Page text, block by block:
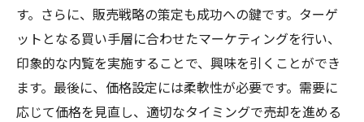
す。さらに、販売戦略の策定も成功への鍵です。ターゲ
ットとなる買い手層に合わせたマーケティングを行い、
印象的な内覧を実施することで、興味を引くことができ
ます。最後に、価格設定には柔軟性が必要です。需要に
応じて価格を見直し、適切なタイミングで売却を進める